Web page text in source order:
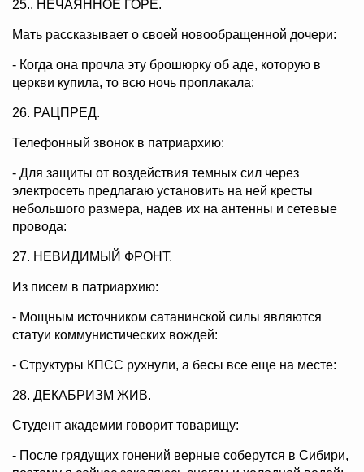
25.. НЕЧАЯННОЕ ГОРЕ.
Мать рассказывает о своей новообращенной дочери:
- Когда она прочла эту брошюрку об аде, которую в
церкви купила, то всю ночь проплакала:
26. РАЦПРЕД.
Телефонный звонок в патриархию:
- Для защиты от воздействия темных сил через
электросеть предлагаю установить на ней кресты
небольшого размера, надев их на антенны и сетевые
провода:
27. НЕВИДИМЫЙ ФРОНТ.
Из писем в патриархию:
- Мощным источником сатанинской силы являются
статуи коммунистических вождей:
- Структуры КПСС рухнули, а бесы все еще на месте:
28. ДЕКАБРИЗМ ЖИВ.
Студент академии говорит товарищу:
- После грядущих гонений верные соберутся в Сибири,